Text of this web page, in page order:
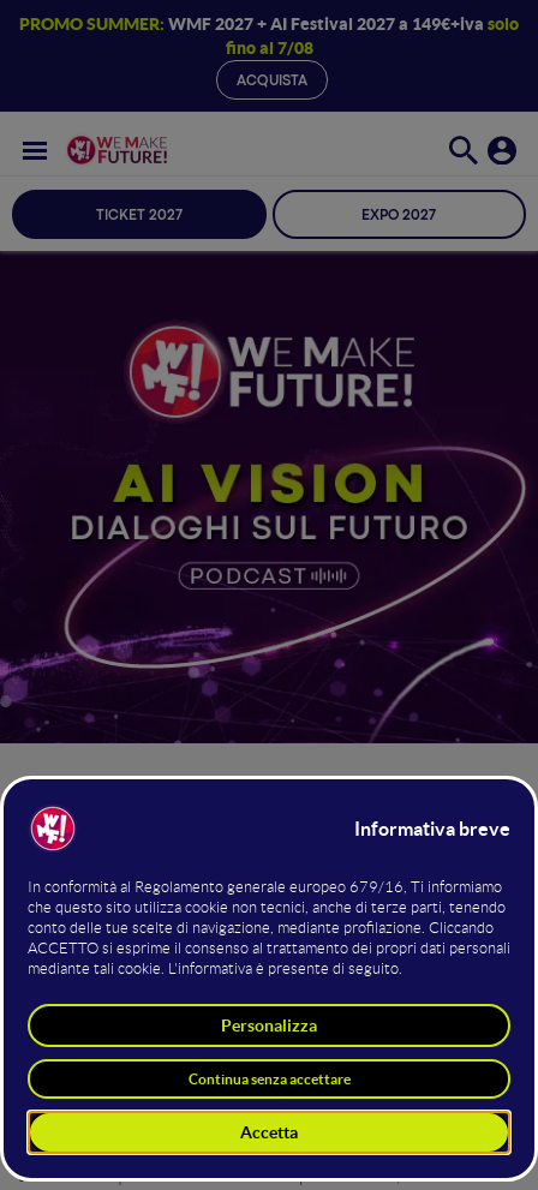
PROMO SUMMER: WMF 2027 + AI Festival 2027 a 149€+iva solo
fino al 7/08
ACQUISTA
TICKET 2027 EXPO 2027
Alessio Jacona , giornalista tech, prodotto da
WMF - We
Make Future
Gli episodi sono stati pubblicatiogni mercoledì su YouTube
e Spotify, dal 26 marzo al 28 maggio, in unpercorso di
approfondimento tematicopensato per arrivare alla vigilia
dell’edizione 2025 di WMF - We Make Future, Fiera
Innovazione Digitale, che si è tenuta a Bologna dal 4 al 6
giugno.
Undici episodi
, con altrettante interviste a ospiti di rilievo
internazionale, per capire meglio il mondo dell’intelligenza
artificiale e quali sono le tendenze per il futuro, con una